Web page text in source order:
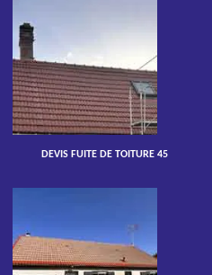
DEVIS FUITE DE TOITURE 45